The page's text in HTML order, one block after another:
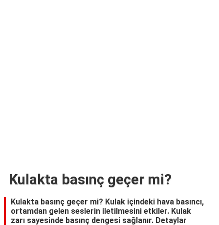
Kulakta basınç geçer mi?
Kulakta basınç geçer mi? Kulak içindeki hava basıncı,
ortamdan gelen seslerin iletilmesini etkiler. Kulak
zarı sayesinde basınç dengesi sağlanır. Detaylar